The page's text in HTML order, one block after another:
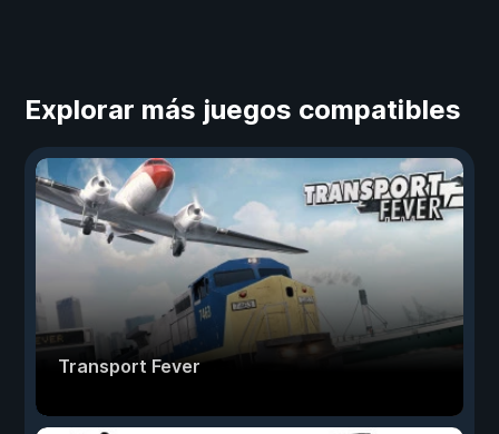
Explorar más juegos compatibles
Transport Fever